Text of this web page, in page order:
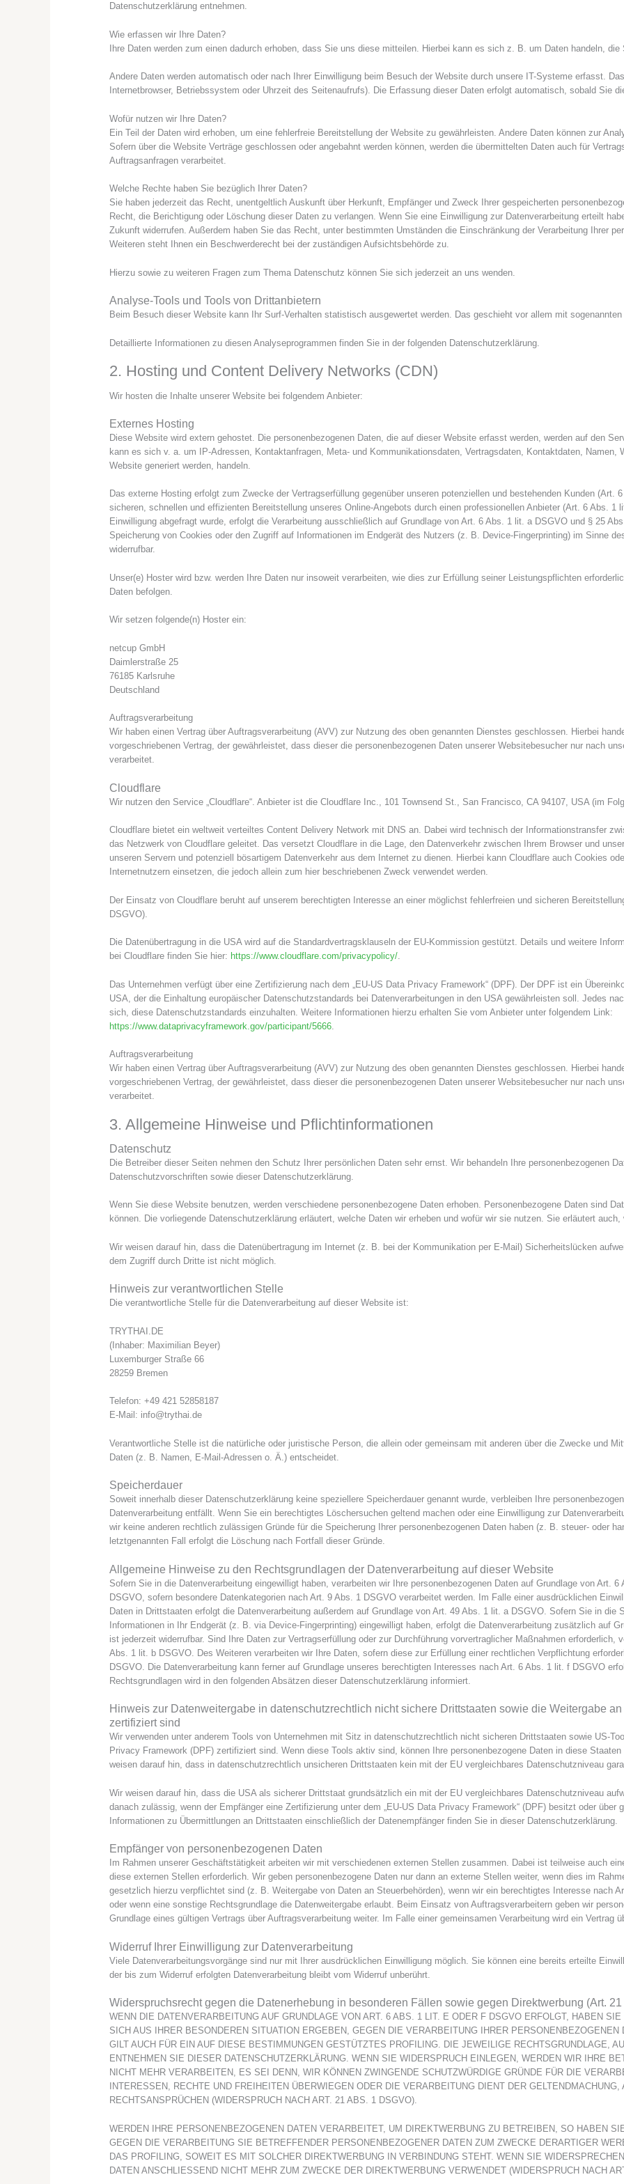
Datenschutzerklärung entnehmen.
Wie erfassen wir Ihre Daten?
Ihre Daten werden zum einen dadurch erhoben, dass Sie uns diese mitteilen. Hierbei kann es sich z. B. um Daten handeln,
Andere Daten werden automatisch oder nach Ihrer Einwilligung beim Besuch der Website durch unsere IT-Systeme erfasst.
Internetbrowser, Betriebssystem oder Uhrzeit des Seitenaufrufs). Die Erfassung dieser Daten erfolgt automatisch, sobald Sie
Wofür nutzen wir Ihre Daten?
Ein Teil der Daten wird erhoben, um eine fehlerfreie Bereitstellung der Website zu gewährleisten. Andere Daten können zur
Sofern über die Website Verträge geschlossen oder angebahnt werden können, werden die übermittelten Daten auch für
Auftragsanfragen verarbeitet.
Welche Rechte haben Sie bezüglich Ihrer Daten?
Sie haben jederzeit das Recht, unentgeltlich Auskunft über Herkunft, Empfänger und Zweck Ihrer gespeicherten
Recht, die Berichtigung oder Löschung dieser Daten zu verlangen. Wenn Sie eine Einwilligung zur Datenverarbeitung erteilt
Zukunft widerrufen. Außerdem haben Sie das Recht, unter bestimmten Umständen die Einschränkung der Verarbeitung Ihrer
Weiteren steht Ihnen ein Beschwerderecht bei der zuständigen Aufsichtsbehörde zu.
Hierzu sowie zu weiteren Fragen zum Thema Datenschutz können Sie sich jederzeit an uns wenden.
Analyse-Tools und Tools von Dritt­anbietern
Beim Besuch dieser Website kann Ihr Surf-Verhalten statistisch ausgewertet werden. Das geschieht vor allem mit
Detaillierte Informationen zu diesen Analyseprogrammen finden Sie in der folgenden Datenschutzerklärung.
2. Hosting und Content Delivery Networks (CDN)
Wir hosten die Inhalte unserer Website bei folgendem Anbieter:
Externes Hosting
Diese Website wird extern gehostet. Die personenbezogenen Daten, die auf dieser Website erfasst werden, werden auf den
kann es sich v. a. um IP-Adressen, Kontaktanfragen, Meta- und Kommunikationsdaten, Vertragsdaten, Kontaktdaten, Namen,
Website generiert werden, handeln.
Das externe Hosting erfolgt zum Zwecke der Vertragserfüllung gegenüber unseren potenziellen und bestehenden Kunden (Art.
sicheren, schnellen und effizienten Bereitstellung unseres Online-Angebots durch einen professionellen Anbieter (Art. 6 Abs. 1
Einwilligung abgefragt wurde, erfolgt die Verarbeitung ausschließlich auf Grundlage von Art. 6 Abs. 1 lit. a DSGVO und § 25
Speicherung von Cookies oder den Zugriff auf Informationen im Endgerät des Nutzers (z. B. Device-Fingerprinting) im Sinne
widerrufbar.
Unser(e) Hoster wird bzw. werden Ihre Daten nur insoweit verarbeiten, wie dies zur Erfüllung seiner Leistungspflichten
Daten befolgen.
Wir setzen folgende(n) Hoster ein:
netcup GmbH
Daimlerstraße 25
76185 Karlsruhe
Deutschland
Auftragsverarbeitung
Wir haben einen Vertrag über Auftragsverarbeitung (AVV) zur Nutzung des oben genannten Dienstes geschlossen. Hierbei
vorgeschriebenen Vertrag, der gewährleistet, dass dieser die personenbezogenen Daten unserer Websitebesucher nur nach
verarbeitet.
Cloudflare
Wir nutzen den Service „Cloudflare“. Anbieter ist die Cloudflare Inc., 101 Townsend St., San Francisco, CA 94107, USA (im
Cloudflare bietet ein weltweit verteiltes Content Delivery Network mit DNS an. Dabei wird technisch der Informationstransfer
das Netzwerk von Cloudflare geleitet. Das versetzt Cloudflare in die Lage, den Datenverkehr zwischen Ihrem Browser und
unseren Servern und potenziell bösartigem Datenverkehr aus dem Internet zu dienen. Hierbei kann Cloudflare auch Cookies
Internetnutzern einsetzen, die jedoch allein zum hier beschriebenen Zweck verwendet werden.
Der Einsatz von Cloudflare beruht auf unserem berechtigten Interesse an einer möglichst fehlerfreien und sicheren
DSGVO).
Die Datenübertragung in die USA wird auf die Standardvertragsklauseln der EU-Kommission gestützt. Details und weitere
bei Cloudflare finden Sie hier: https://www.cloudflare.com/privacypolicy/.
Das Unternehmen verfügt über eine Zertifizierung nach dem „EU-US Data Privacy Framework“ (DPF). Der DPF ist ein
USA, der die Einhaltung europäischer Datenschutzstandards bei Datenverarbeitungen in den USA gewährleisten soll. Jedes
sich, diese Datenschutzstandards einzuhalten. Weitere Informationen hierzu erhalten Sie vom Anbieter unter folgendem Link:
https://www.dataprivacyframework.gov/participant/5666
Auftragsverarbeitung
Wir haben einen Vertrag über Auftragsverarbeitung (AVV) zur Nutzung des oben genannten Dienstes geschlossen. Hierbei
vorgeschriebenen Vertrag, der gewährleistet, dass dieser die personenbezogenen Daten unserer Websitebesucher nur nach
verarbeitet.
3. Allgemeine Hinweise und Pflicht­informationen
Datenschutz
Die Betreiber dieser Seiten nehmen den Schutz Ihrer persönlichen Daten sehr ernst. Wir behandeln Ihre personenbezogenen
Datenschutzvorschriften sowie dieser Datenschutzerklärung.
Wenn Sie diese Website benutzen, werden verschiedene personenbezogene Daten erhoben. Personenbezogene Daten sind
können. Die vorliegende Datenschutzerklärung erläutert, welche Daten wir erheben und wofür wir sie nutzen. Sie erläutert
Wir weisen darauf hin, dass die Datenübertragung im Internet (z. B. bei der Kommunikation per E-Mail) Sicherheitslücken
dem Zugriff durch Dritte ist nicht möglich.
Hinweis zur verantwortlichen Stelle
Die verantwortliche Stelle für die Datenverarbeitung auf dieser Website ist:
TRYTHAI.DE
(Inhaber: Maximilian Beyer)
Luxemburger Straße 66
28259 Bremen
Telefon: +49 421 52858187
E-Mail: info@trythai.de
Verantwortliche Stelle ist die natürliche oder juristische Person, die allein oder gemeinsam mit anderen über die Zwecke und
Daten (z. B. Namen, E-Mail-Adressen o. Ä.) entscheidet.
Speicherdauer
Soweit innerhalb dieser Datenschutzerklärung keine speziellere Speicherdauer genannt wurde, verbleiben Ihre
Datenverarbeitung entfällt. Wenn Sie ein berechtigtes Löschersuchen geltend machen oder eine Einwilligung zur
wir keine anderen rechtlich zulässigen Gründe für die Speicherung Ihrer personenbezogenen Daten haben (z. B. steuer- oder
letztgenannten Fall erfolgt die Löschung nach Fortfall dieser Gründe.
Allgemeine Hinweise zu den Rechtsgrundlagen der Datenverarbeitung auf dieser Website
Sofern Sie in die Datenverarbeitung eingewilligt haben, verarbeiten wir Ihre personenbezogenen Daten auf Grundlage von Art.
DSGVO, sofern besondere Datenkategorien nach Art. 9 Abs. 1 DSGVO verarbeitet werden. Im Falle einer ausdrücklichen
Daten in Drittstaaten erfolgt die Datenverarbeitung außerdem auf Grundlage von Art. 49 Abs. 1 lit. a DSGVO. Sofern Sie in die
Informationen in Ihr Endgerät (z. B. via Device-Fingerprinting) eingewilligt haben, erfolgt die Datenverarbeitung zusätzlich auf
ist jederzeit widerrufbar. Sind Ihre Daten zur Vertragserfüllung oder zur Durchführung vorvertraglicher Maßnahmen erforderlich,
Abs. 1 lit. b DSGVO. Des Weiteren verarbeiten wir Ihre Daten, sofern diese zur Erfüllung einer rechtlichen Verpflichtung
DSGVO. Die Datenverarbeitung kann ferner auf Grundlage unseres berechtigten Interesses nach Art. 6 Abs. 1 lit. f DSGVO
Rechtsgrundlagen wird in den folgenden Absätzen dieser Datenschutzerklärung informiert.
Hinweis zur Datenweitergabe in datenschutzrechtlich nicht sichere Drittstaaten sowie die Weitergabe
zertifiziert sind
Wir verwenden unter anderem Tools von Unternehmen mit Sitz in datenschutzrechtlich nicht sicheren Drittstaaten sowie US-
Privacy Framework (DPF) zertifiziert sind. Wenn diese Tools aktiv sind, können Ihre personenbezogene Daten in diese
weisen darauf hin, dass in datenschutzrechtlich unsicheren Drittstaaten kein mit der EU vergleichbares Datenschutzniveau
Wir weisen darauf hin, dass die USA als sicherer Drittstaat grundsätzlich ein mit der EU vergleichbares Datenschutzniveau
danach zulässig, wenn der Empfänger eine Zertifizierung unter dem „EU-US Data Privacy Framework“ (DPF) besitzt oder über
Informationen zu Übermittlungen an Drittstaaten einschließlich der Datenempfänger finden Sie in dieser Datenschutzerklärung.
Empfänger von personenbezogenen Daten
Im Rahmen unserer Geschäftstätigkeit arbeiten wir mit verschiedenen externen Stellen zusammen. Dabei ist teilweise auch
diese externen Stellen erforderlich. Wir geben personenbezogene Daten nur dann an externe Stellen weiter, wenn dies im
gesetzlich hierzu verpflichtet sind (z. B. Weitergabe von Daten an Steuerbehörden), wenn wir ein berechtigtes Interesse nach
oder wenn eine sonstige Rechtsgrundlage die Datenweitergabe erlaubt. Beim Einsatz von Auftragsverarbeitern geben wir
Grundlage eines gültigen Vertrags über Auftragsverarbeitung weiter. Im Falle einer gemeinsamen Verarbeitung wird ein Vertrag
Widerruf Ihrer Einwilligung zur Datenverarbeitung
Viele Datenverarbeitungsvorgänge sind nur mit Ihrer ausdrücklichen Einwilligung möglich. Sie können eine bereits erteilte
der bis zum Widerruf erfolgten Datenverarbeitung bleibt vom Widerruf unberührt.
Widerspruchsrecht gegen die Datenerhebung in besonderen Fällen sowie gegen Direktwerbung (Art.
WENN DIE DATENVERARBEITUNG AUF GRUNDLAGE VON ART. 6 ABS. 1 LIT. E ODER F DSGVO ERFOLGT, HABEN
SICH AUS IHRER BESONDEREN SITUATION ERGEBEN, GEGEN DIE VERARBEITUNG IHRER
GILT AUCH FÜR EIN AUF DIESE BESTIMMUNGEN GESTÜTZTES PROFILING. DIE JEWEILIGE RECHTSGRUNDLAGE,
ENTNEHMEN SIE DIESER DATENSCHUTZERKLÄRUNG. WENN SIE WIDERSPRUCH EINLEGEN, WERDEN WIR IHRE
NICHT MEHR VERARBEITEN, ES SEI DENN, WIR KÖNNEN ZWINGENDE SCHUTZWÜRDIGE GRÜNDE FÜR DIE
INTERESSEN, RECHTE UND FREIHEITEN ÜBERWIEGEN ODER DIE VERARBEITUNG DIENT DER
RECHTSANSPRÜCHEN (WIDERSPRUCH NACH ART. 21 ABS. 1 DSGVO).
WERDEN IHRE PERSONENBEZOGENEN DATEN VERARBEITET, UM DIREKTWERBUNG ZU BETREIBEN, SO HABEN
GEGEN DIE VERARBEITUNG SIE BETREFFENDER PERSONENBEZOGENER DATEN ZUM ZWECKE DERARTIGER
DAS PROFILING, SOWEIT ES MIT SOLCHER DIREKTWERBUNG IN VERBINDUNG STEHT. WENN SIE
DATEN ANSCHLIESSEND NICHT MEHR ZUM ZWECKE DER DIREKTWERBUNG VERWENDET (WIDERSPRUCH NACH